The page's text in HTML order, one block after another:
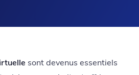
sont devenus essentiels